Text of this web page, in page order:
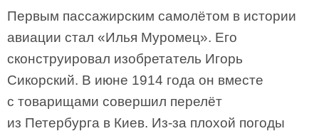
Первым пассажирским самолётом в истории
авиации стал «Илья Муромец». Его
сконструировал изобретатель Игорь
Сикорский. В июне 1914 года он вместе
с товарищами совершил перелёт
из Петербурга в Киев. Из-за плохой погоды